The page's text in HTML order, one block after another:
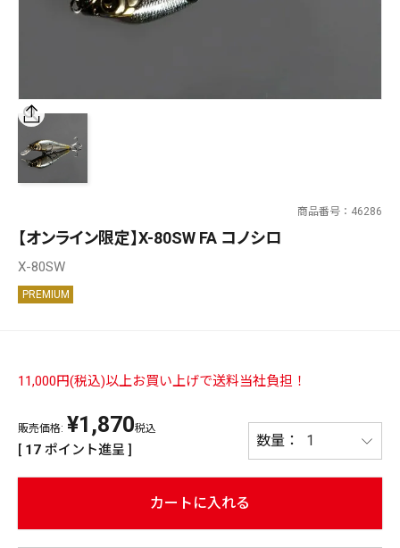
価格
在庫
PREMIUM ［ オンライン限定 ］
全て
商品番号 46286
【オンライン限定】X-80SW FA コノシロ
X-80SW
PREMIUM
11,000円(税込)以上お買い上げで送料当社負担！
販売価格: ¥1,870税込
[ 17 ポイント進呈 ]
カートに入れる